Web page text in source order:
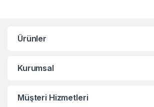
Ürünler
Kurumsal
Müşteri Hizmetleri